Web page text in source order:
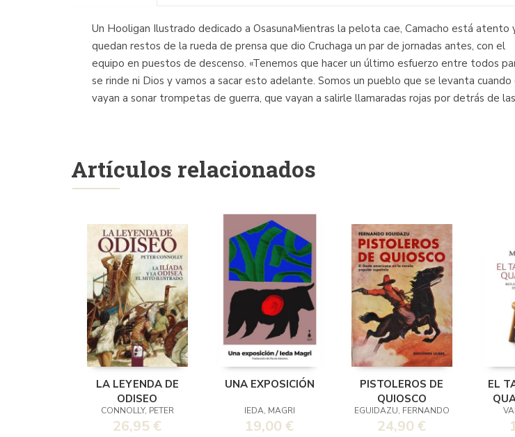
Un Hooligan Ilustrado dedicado a OsasunaMientras la pelota cae, Camacho está
quedan restos de la rueda de prensa que dio Cruchaga un par de jornadas antes, con el
equipo en puestos de descenso. «Tenemos que hacer un último esfuerzo entre todos
se rinde ni Dios y vamos a sacar esto adelante. Somos un pueblo que se levanta
vayan a sonar trompetas de guerra, que vayan a salirle llamaradas rojas por detrás de
Artículos relacionados
LA LEYENDA DE
ODISEO
CONNOLLY, PETER
26,95 €
UNA EXPOSICIÓN
IEDA, MAGRI
19,00 €
PISTOLEROS DE
QUIOSCO
EGUIDAZU, FERNANDO
24,90 €
EL